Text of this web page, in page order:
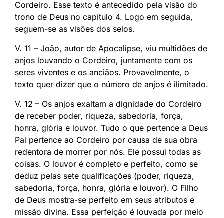
Cordeiro. Esse texto é antecedido pela visão do
trono de Deus no capítulo 4. Logo em seguida,
seguem-se as visões dos selos.
V. 11 – João, autor de Apocalipse, viu multidões de
anjos louvando o Cordeiro, juntamente com os
seres viventes e os anciãos. Provavelmente, o
texto quer dizer que o número de anjos é ilimitado.
V. 12 – Os anjos exaltam a dignidade do Cordeiro
de receber poder, riqueza, sabedoria, força,
honra, glória e louvor. Tudo o que pertence a Deus
Pai pertence ao Cordeiro por causa de sua obra
redentora de morrer por nós. Ele possui todas as
coisas. O louvor é completo e perfeito, como se
deduz pelas sete qualificações (poder, riqueza,
sabedoria, força, honra, glória e louvor). O Filho
de Deus mostra-se perfeito em seus atributos e
missão divina. Essa perfeição é louvada por meio